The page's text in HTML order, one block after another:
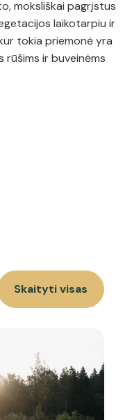
moksliškai pagrįstus
laikotarpiu ir
tokia priemonė yra
rūšims ir buveinėms
Skaityti visas